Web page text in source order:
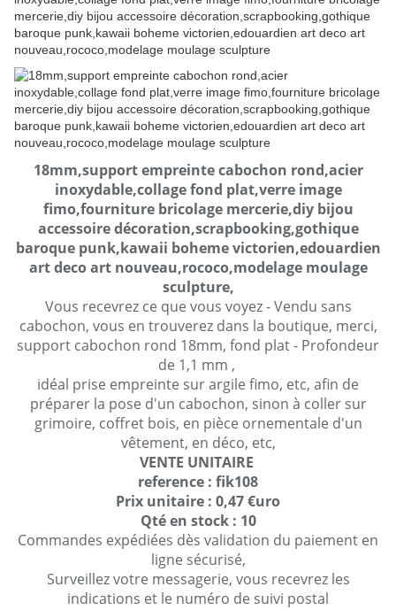
18mm,support empreinte cabochon rond,acier
inoxydable,collage fond plat,verre image
fimo,fourniture bricolage mercerie,diy bijou
accessoire décoration,scrapbooking,gothique
baroque punk,kawaii boheme victorien,edouardien
art deco art nouveau,rococo,modelage moulage
sculpture,
Vous recevrez ce que vous voyez - Vendu sans
cabochon, vous en trouverez dans la boutique, merci,
support cabochon rond 18mm, fond plat - Profondeur
de 1,1 mm ,
idéal prise empreinte sur argile fimo, etc, afin de
préparer la pose d'un cabochon, sinon à coller sur
grimoire, coffret bois, en pièce ornementale d'un
vêtement, en déco, etc,
VENTE UNITAIRE
reference : fik108
Prix unitaire : 0,47 €uro
Qté en stock : 10
Commandes expédiées dès validation du paiement en
ligne sécurisé,
Surveillez votre messagerie, vous recevrez les
indications et le numéro de suivi postal